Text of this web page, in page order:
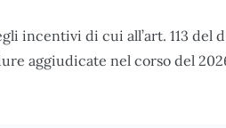
incentivi di cui all’art. 113 del
aggiudicate nel corso del